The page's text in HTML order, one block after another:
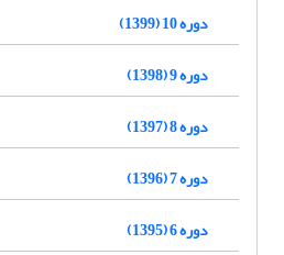
دوره 10 (1399)
دوره 9 (1398)
دوره 8 (1397)
دوره 7 (1396)
دوره 6 (1395)